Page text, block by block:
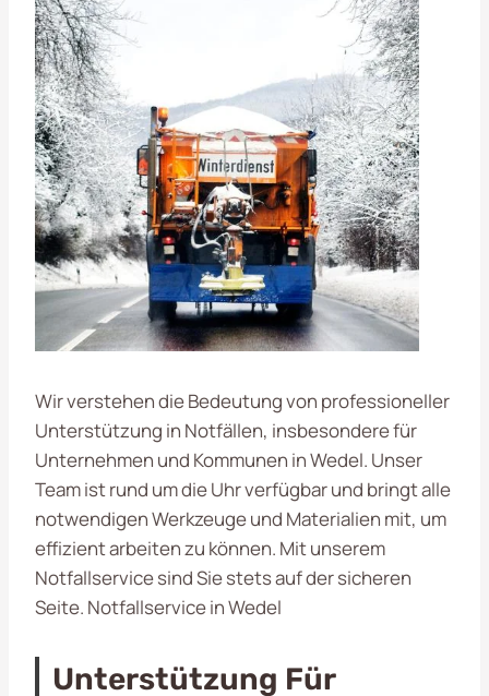
Wir verstehen die Bedeutung von professioneller
Unterstützung in Notfällen, insbesondere für
Unternehmen und Kommunen in Wedel. Unser
Team ist rund um die Uhr verfügbar und bringt alle
notwendigen Werkzeuge und Materialien mit, um
effizient arbeiten zu können. Mit unserem
Notfallservice sind Sie stets auf der sicheren
Seite. Notfallservice in Wedel
Unterstützung Für